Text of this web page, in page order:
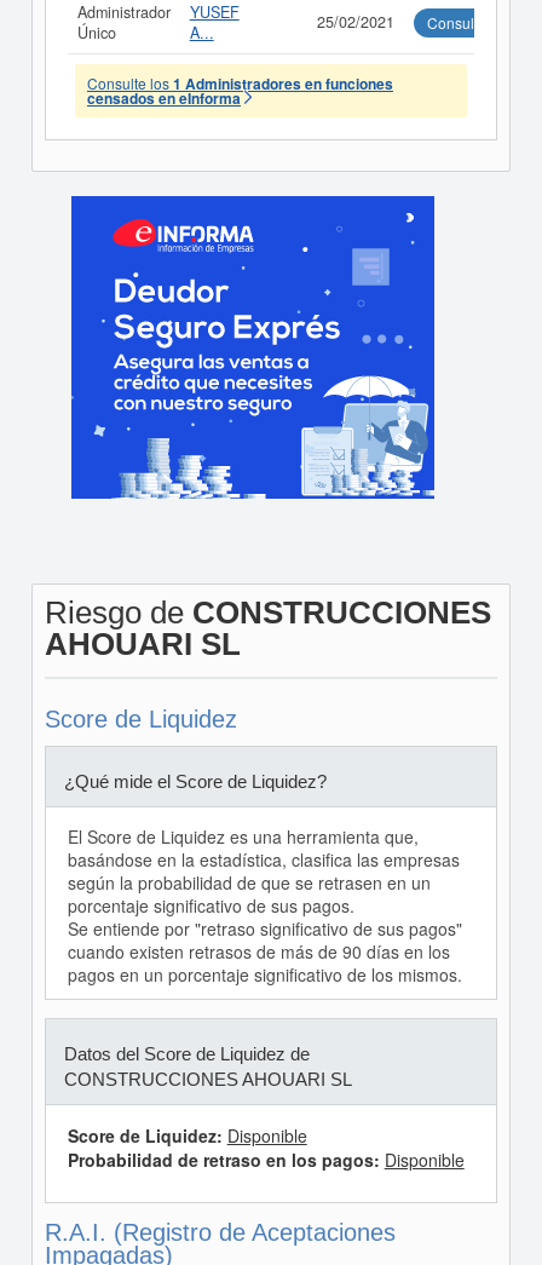
Administrador
Único
YUSEF
A...
25/02/2021 Consultar
Consulte los1 Administradores en funciones
censados en eInforma
Riesgo de CONSTRUCCIONES
AHOUARI SL
Score de Liquidez
¿Qué mide el Score de Liquidez?
El Score de Liquidez es una herramienta que,
basándose en la estadística, clasifica las empresas
según la probabilidad de que se retrasen en un
porcentaje significativo de sus pagos.
Se entiende por "retraso significativo de sus pagos"
cuando existen retrasos de más de 90 días en los
pagos en un porcentaje significativo de los mismos.
Datos del Score de Liquidez de
CONSTRUCCIONES AHOUARI SL
Score de Liquidez: Disponible
Probabilidad de retraso en los pagos: Disponible
R.A.I. (Registro de Aceptaciones
Impagadas)